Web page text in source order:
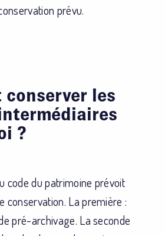
prévu.
conserver les
?
code du patrimoine prévoit
conservation. La première :
pré-archivage. La seconde